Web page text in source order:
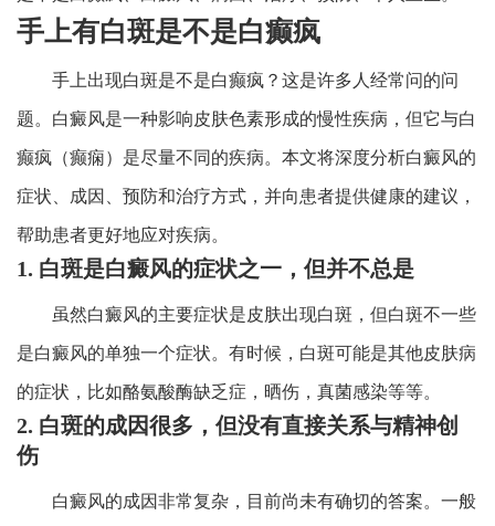
手上有白斑是不是白癫疯
手上出现白斑是不是白癫疯？这是许多人经常问的问
题。白癜风是一种影响皮肤色素形成的慢性疾病，但它与白
癫疯（癫痫）是尽量不同的疾病。本文将深度分析白癜风的
症状、成因、预防和治疗方式，并向患者提供健康的建议，
帮助患者更好地应对疾病。
1. 白斑是白癜风的症状之一，但并不总是
虽然白癜风的主要症状是皮肤出现白斑，但白斑不一些
是白癜风的单独一个症状。有时候，白斑可能是其他皮肤病
的症状，比如酪氨酸酶缺乏症，晒伤，真菌感染等等。
2. 白斑的成因很多，但没有直接关系与精神创
伤
白癜风的成因非常复杂，目前尚未有确切的答案。一般